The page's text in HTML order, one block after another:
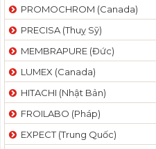
PROMOCHROM (Canada)
PRECISA (Thuỵ Sỹ)
MEMBRAPURE (Đức)
LUMEX (Canada)
HITACHI (Nhật Bản)
FROILABO (Pháp)
EXPECT (Trung Quốc)